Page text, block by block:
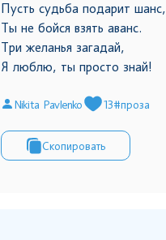
Пусть судьба подарит шанс,
Ты не бойся взять аванс.
Три желанья загадай,
Я люблю, ты просто знай!
Nikita Pavlenko 13#проза
Скопировать